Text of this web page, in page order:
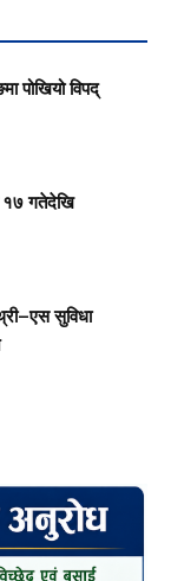
पोखियो विपद्
१७ गतेदेखि
सुविधा